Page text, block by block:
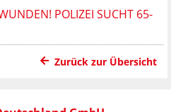
POLIZEI SUCHT 65-
Zurück zur Übersicht